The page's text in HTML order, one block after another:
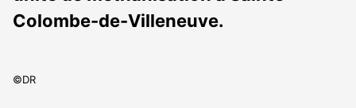
Colombe-de-Villeneuve.
©DR